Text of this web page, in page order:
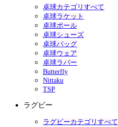
卓球カテゴリすべて
卓球ラケット
卓球ボール
卓球シューズ
卓球バッグ
卓球ウェア
卓球ラバー
Butterfly
Nittaku
TSP
ラグビー
ラグビーカテゴリすべて